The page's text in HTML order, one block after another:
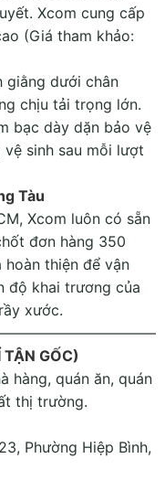
Xcom cung cấp
(Giá tham khảo:
giằng dưới chân
chịu tải trọng lớn.
bạc dày dặn bảo vệ
sinh sau mỗi lượt
Tàu
, Xcom luôn có sẵn
đơn hàng 350
thiện để vận
độ khai trương của
xước.
TẬN GỐC)
hàng, quán ăn, quán
thị trường.
Phường Hiệp Bình,